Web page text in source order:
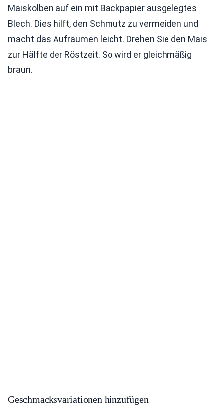
Maiskolben auf ein mit Backpapier ausgelegtes
Blech. Dies hilft, den Schmutz zu vermeiden und
macht das Aufräumen leicht. Drehen Sie den Mais
zur Hälfte der Röstzeit. So wird er gleichmäßig
braun.
Geschmacksvariationen hinzufügen